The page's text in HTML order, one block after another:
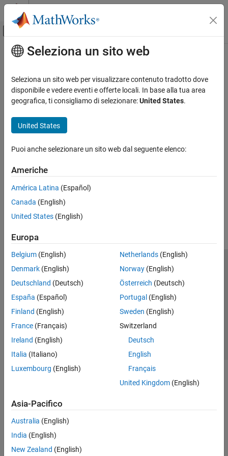
Vai al contenuto
Attiva/disattiva menu di navigazione
Pagina iniziale della documentazione
Contenuto principale
Seleziona un sito web
Seleziona un sito web per visualizzare contenuto tradotto dove
disponibile e vedere eventi e offerte locali. In base alla tua area
geografica, ti consigliamo di selezionare:United States.
United States
Puoi anche selezionare un sito web dal seguente elenco:
Americhe
América Latina (Español)
Canada (English)
United States (English)
Europa
Belgium (English)
Denmark (English)
Deutschland (Deutsch)
España (Español)
Finland (English)
France (Français)
Ireland (English)
Italia (Italiano)
Luxembourg (English)
Netherlands(English)
Norway(English)
Österreich (Deutsch)
Portugal (English)
Sweden (English)
Switzerland
Deutsch
English
Français
United Kingdom(English)
Asia-Pacifico
Australia (English)
India (English)
New Zealand (English)
Centro di fiducia
Informativa sulla privacy
Antipirateria
Stato dell'applicazione
Contatti
© 1994-2026 The MathWorks, Inc.